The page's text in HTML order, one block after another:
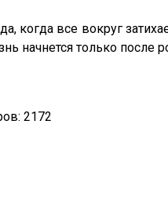
когда все вокруг
начнется только после
2172